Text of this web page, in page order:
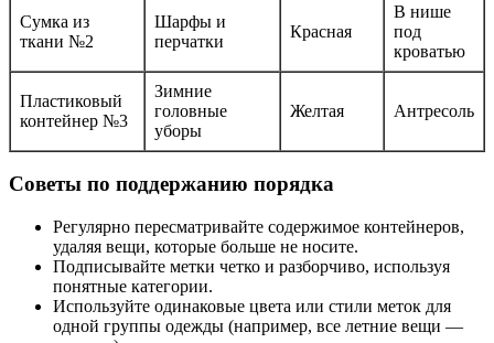
Сумка из
ткани №2
Шарфы и
перчатки
Красная
В нише
под
кроватью
Пластиковый
контейнер №3
Зимние
головные
уборы
Желтая Антресоль
Советы по поддержанию порядка
Регулярно пересматривайте содержимое контейнеров,
удаляя вещи, которые больше не носите.
Подписывайте метки четко и разборчиво, используя
понятные категории.
Используйте одинаковые цвета или стили меток для
одной группы одежды (например, все летние вещи —